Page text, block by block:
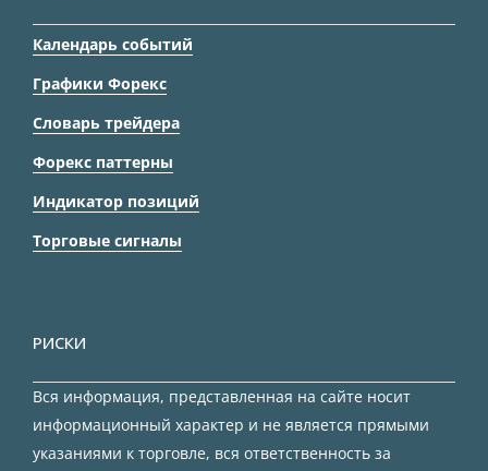
Календарь событий
Графики Форекс
Словарь трейдера
Форекс паттерны
Индикатор позиций
Торговые сигналы
РИСКИ
Вся информация, представленная на сайте носит
информационный характер и не является прямыми
указаниями к торговле, вся ответственность за